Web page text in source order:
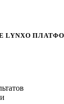
LYNXО